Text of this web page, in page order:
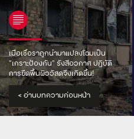
เมื่อเชื้อราถูกนำมาแปลงโฉมเป็น
“เกราะป้องกัน” รังสีอวกาศ ปฏิบัติ
การยึดพื้นผิววัสดุจึงเกิดขึ้น!
< อ่านบทความก่อนหน้า